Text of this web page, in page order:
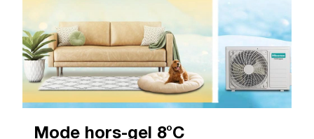
Mode hors-gel 8°C